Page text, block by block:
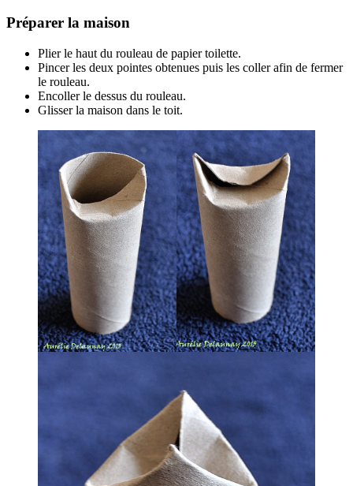
Préparer la maison
Plier le haut du rouleau de papier toilette.
Pincer les deux pointes obtenues puis les coller afin de fermer
le rouleau.
Encoller le dessus du rouleau.
Glisser la maison dans le toit.